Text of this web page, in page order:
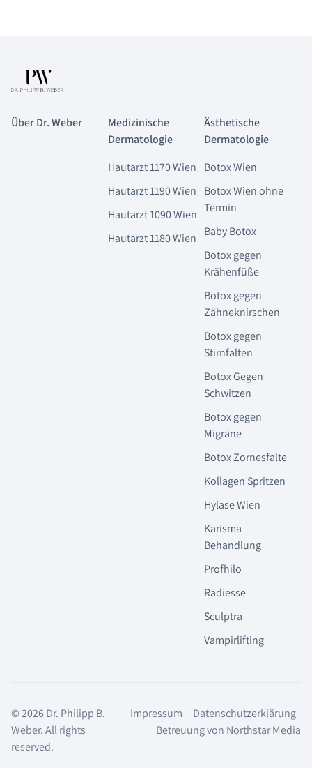
Über Dr. Weber
Medizinische
Dermatologie
Hautarzt 1170 Wien
Hautarzt 1190 Wien
Hautarzt 1090 Wien
Hautarzt 1180 Wien
Ästhetische
Dermatologie
Botox Wien
Botox Wien ohne
Termin
Baby Botox
Botox gegen
Krähenfüße
Botox gegen
Zähneknirschen
Botox gegen
Stirnfalten
Botox Gegen
Schwitzen
Botox gegen
Migräne
Botox Zornesfalte
Kollagen Spritzen
Hylase Wien
Karisma
Behandlung
Profhilo
Radiesse
Sculptra
Vampirlifting
© 2026 Dr. Philipp B.
Weber. All rights
reserved.
Impressum
Datenschutzerklärung
Betreuung von Northstar Media